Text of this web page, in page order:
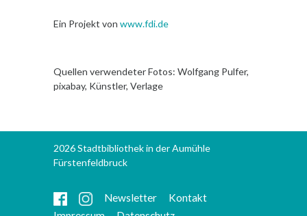
Ein Projekt von www.fdi.de
Quellen verwendeter Fotos: Wolfgang Pulfer,
pixabay, Künstler, Verlage
2026 Stadtbibliothek in der Aumühle
Fürstenfeldbruck
Newsletter
Kontakt